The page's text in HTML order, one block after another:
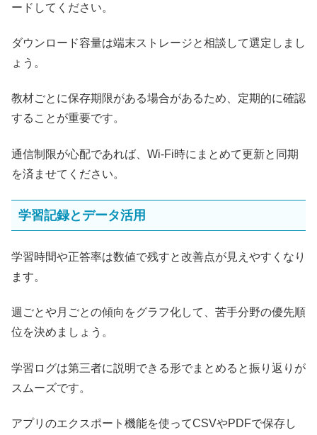
ードしてください。
ダウンロード容量は端末ストレージと相談して選定しまし
ょう。
教材ごとに保存期限がある場合があるため、定期的に確認
することが重要です。
通信制限が心配であれば、Wi-Fi時にまとめて更新と同期
を済ませてください。
学習記録とデータ活用
学習時間や正答率は数値で残すと改善点が見えやすくなり
ます。
週ごとや月ごとの傾向をグラフ化して、苦手分野の優先順
位を決めましょう。
学習ログは第三者に説明できる形でまとめると振り返りが
スムーズです。
アプリのエクスポート機能を使ってCSVやPDFで保存し